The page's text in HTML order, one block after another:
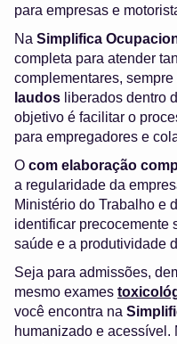
para empresas e
Na Simplifica
completa para atender
complementares,
laudos liberados dentro
objetivo é facilitar o
para empregadores e
O com elaboração
a regularidade da
Ministério do Trabalho e
identificar precocemente
saúde e a produtividade
Seja para admissões,
mesmo exames
você encontra na
humanizado e acessível.